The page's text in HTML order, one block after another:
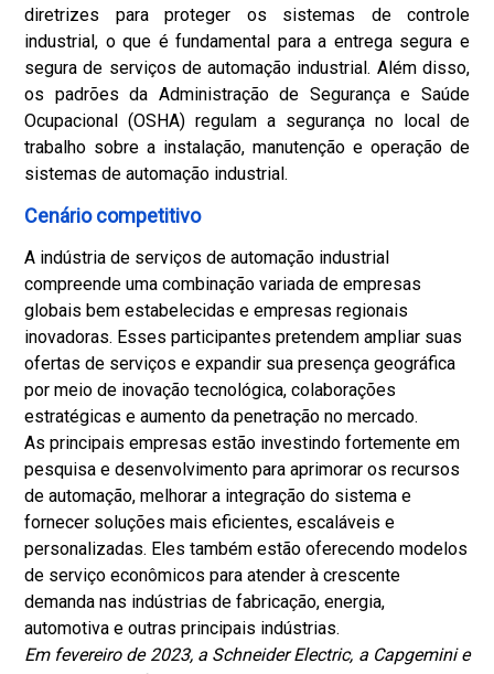
diretrizes para proteger os sistemas de controle
industrial, o que é fundamental para a entrega segura e
segura de serviços de automação industrial. Além disso,
os padrões da Administração de Segurança e Saúde
Ocupacional (OSHA) regulam a segurança no local de
trabalho sobre a instalação, manutenção e operação de
sistemas de automação industrial.
Cenário competitivo
A indústria de serviços de automação industrial
compreende uma combinação variada de empresas
globais bem estabelecidas e empresas regionais
inovadoras. Esses participantes pretendem ampliar suas
ofertas de serviços e expandir sua presença geográfica
por meio de inovação tecnológica, colaborações
estratégicas e aumento da penetração no mercado.
As principais empresas estão investindo fortemente em
pesquisa e desenvolvimento para aprimorar os recursos
de automação, melhorar a integração do sistema e
fornecer soluções mais eficientes, escaláveis ​​e
personalizadas. Eles também estão oferecendo modelos
de serviço econômicos para atender à crescente
demanda nas indústrias de fabricação, energia,
automotiva e outras principais indústrias.
Em fevereiro de 2023, a Schneider Electric, a Capgemini e